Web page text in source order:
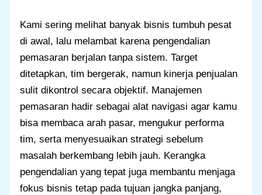
Kami sering melihat banyak bisnis tumbuh pesat
di awal, lalu melambat karena pengendalian
pemasaran berjalan tanpa sistem. Target
ditetapkan, tim bergerak, namun kinerja penjualan
sulit dikontrol secara objektif. Manajemen
pemasaran hadir sebagai alat navigasi agar kamu
bisa membaca arah pasar, mengukur performa
tim, serta menyesuaikan strategi sebelum
masalah berkembang lebih jauh. Kerangka
pengendalian yang tepat juga membantu menjaga
fokus bisnis tetap pada tujuan jangka panjang,